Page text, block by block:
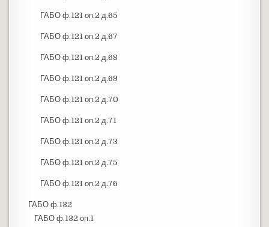
ГАБО ф.121 оп.2 д.65
ГАБО ф.121 оп.2 д.67
ГАБО ф.121 оп.2 д.68
ГАБО ф.121 оп.2 д.69
ГАБО ф.121 оп.2 д.70
ГАБО ф.121 оп.2 д.71
ГАБО ф.121 оп.2 д.73
ГАБО ф.121 оп.2 д.75
ГАБО ф.121 оп.2 д.76
ГАБО ф.132
ГАБО ф.132 оп.1